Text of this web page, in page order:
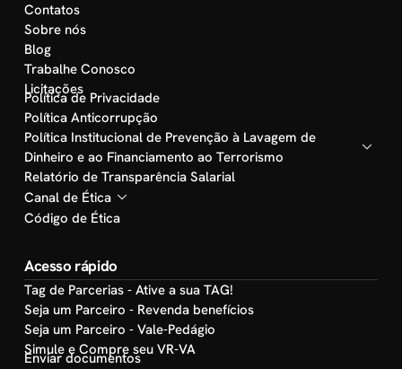
Contatos
Sobre nós
Blog
Trabalhe Conosco
Licitações
Política de Privacidade
Política Anticorrupção
Política Institucional de Prevenção à Lavagem de
Dinheiro e ao Financiamento ao Terrorismo
Relatório de Transparência Salarial
Canal de Ética
Código de Ética
Acesso rápido
Tag de Parcerias - Ative a sua TAG!
Seja um Parceiro - Revenda benefícios
Seja um Parceiro - Vale-Pedágio
Simule e Compre seu VR-VA
Enviar documentos